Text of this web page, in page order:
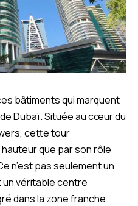
bâtiments qui marquent
Dubaï. Située au cœur du
cette tour
que par son rôle
n’est pas seulement un
un véritable centre
dans la zone franche